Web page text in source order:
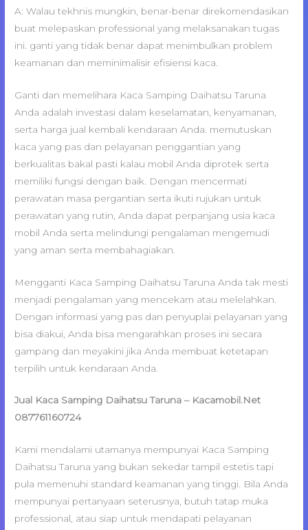
A: Walau tekhnis mungkin, benar-benar direkomendasikan
buat melepaskan professional yang melaksanakan tugas
ini. ganti yang tidak benar dapat menimbulkan problem
keamanan dan meminimalisir efisiensi kaca.
Ganti dan memelihara Kaca Samping Daihatsu Taruna
Anda adalah investasi dalam keselamatan, kenyamanan,
serta harga jual kembali kendaraan Anda. memutuskan
kaca yang pas dan pelayanan penggantian yang
berkualitas bakal pasti kalau mobil Anda diprotek serta
memiliki fungsi dengan baik. Dengan mencermati
perawatan masa pergantian serta ikuti rujukan untuk
perawatan yang rutin, Anda dapat perpanjang usia kaca
mobil Anda serta melindungi pengalaman mengemudi
yang aman serta membahagiakan.
Mengganti Kaca Samping Daihatsu Taruna Anda tak mesti
menjadi pengalaman yang mencekam atau melelahkan.
Dengan informasi yang pas dan penyuplai pelayanan yang
bisa diakui, Anda bisa mengarahkan proses ini secara
gampang dan meyakini jika Anda membuat ketetapan
terpilih untuk kendaraan Anda.
Jual Kaca Samping Daihatsu Taruna – Kacamobil.Net
087761160724
Kami mendalami utamanya mempunyai Kaca Samping
Daihatsu Taruna yang bukan sekedar tampil estetis tapi
pula memenuhi standard keamanan yang tinggi. Bila Anda
mempunyai pertanyaan seterusnya, butuh tatap muka
professional, atau siap untuk mendapati pelayanan